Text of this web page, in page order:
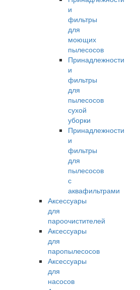
и
фильтры
для
моющих
пылесосов
Принадлежности
и
фильтры
для
пылесосов
сухой
уборки
Принадлежности
и
фильтры
для
пылесосов
с
аквафильтрами
Аксессуары
для
пароочистителей
Аксессуары
для
паропылесосов
Аксессуары
для
насосов